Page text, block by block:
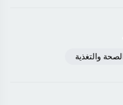
الصحة والتغذية